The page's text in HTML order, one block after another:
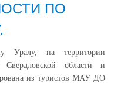
ПО
Уралу, на территории
Свердловской области и
из туристов МАУ ДО